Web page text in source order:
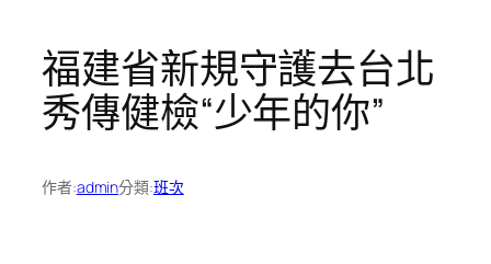
福建省新規守護去台北
秀傳健檢“少年的你”
作者:admin分類:班次